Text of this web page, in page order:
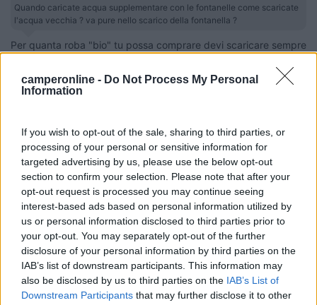
camperonline - Do Not Process My Personal
Information
If you wish to opt-out of the sale, sharing to third parties, or
processing of your personal or sensitive information for
targeted advertising by us, please use the below opt-out
section to confirm your selection. Please note that after your
opt-out request is processed you may continue seeing
interest-based ads based on personal information utilized by
us or personal information disclosed to third parties prior to
your opt-out. You may separately opt-out of the further
disclosure of your personal information by third parties on the
IAB’s list of downstream participants. This information may
also be disclosed by us to third parties on the IAB’s List of
Downstream Participants that may further disclose it to other
Quando caricate acqua supplementare con le fontanelle come scaricate
l'acqua vecchia ? va pure nello scarico della fontanella ?
Per quanta roba "bio" tu possa comprare devi scaricare sempre
quindi all'impianto di depurazione.
Lo stolto non sa tacere
nanonet
Inserito il07/01/2021 alle: 16:12:51
In risposta al messaggio disergiozhdel07/01/2021alle15:38:41
Quando caricate acqua supplementare con le fontanelle come scaricate
l'acqua vecchia ? va pure nello scarico della fontanella ?
Il "concetto" di rifornire dalle fontanelle, è da considerarsi come